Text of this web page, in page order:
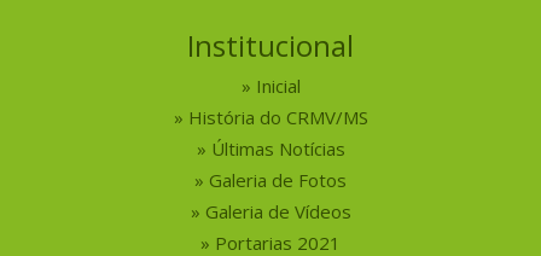
Institucional
Inicial
História do CRMV/MS
Últimas Notícias
Galeria de Fotos
Galeria de Vídeos
Portarias 2021